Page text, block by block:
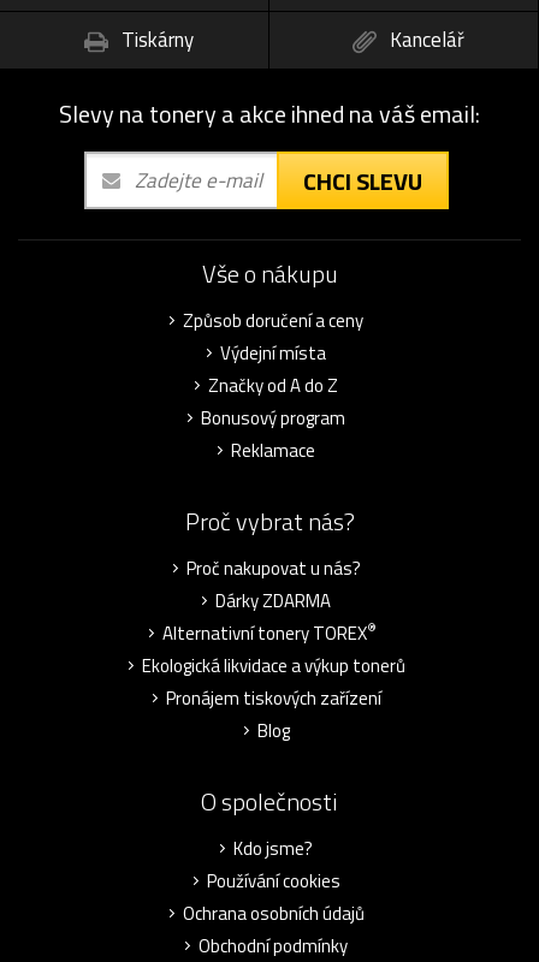
Tiskárny
Kancelář
Slevy na tonery a akce ihned na váš email:
CHCI SLEVU
Vše o nákupu
Způsob doručení a ceny
Výdejní místa
Značky od A do Z
Bonusový program
Reklamace
Proč vybrat nás?
Proč nakupovat u nás?
Dárky ZDARMA
Alternativní tonery TOREX®
Ekologická likvidace a výkup tonerů
Pronájem tiskových zařízení
Blog
O společnosti
Kdo jsme?
Používání cookies
Ochrana osobních údajů
Obchodní podmínky